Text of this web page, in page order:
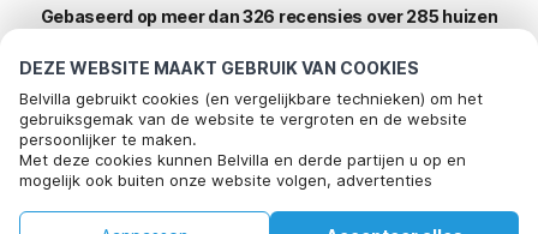
DEZE WEBSITE MAAKT GEBRUIK VAN COOKIES
Belvilla gebruikt cookies (en vergelijkbare technieken) om het
gebruiksgemak van de website te vergroten en de website
persoonlijker te maken.
Met deze cookies kunnen Belvilla en derde partijen u op en
mogelijk ook buiten onze website volgen, advertenties
social media.
Gebaseerd op meer dan 326 recensies over 285 huizen
Meest populaire bestemmingen voor
vakantie
Top steden met top voorzieningen voor vakantie
Kindvriendelijke vakantiehuizen bayeux